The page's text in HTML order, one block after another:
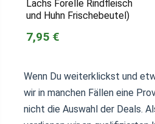
Lachs Forelle Rindfleisch
und Huhn Frischebeutel)
7,95 €
Wenn Du weiterklickst und
wir in manchen Fällen eine
nicht die Auswahl der Deals.